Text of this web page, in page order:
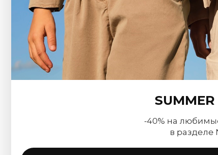
SUMMER
-40% на
в разделе